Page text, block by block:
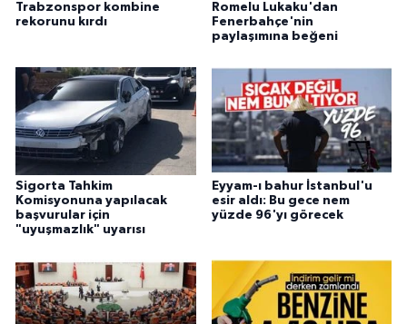
Trabzonspor kombine
rekorunu kırdı
Romelu Lukaku'dan
Fenerbahçe'nin
paylaşımına beğeni
Sigorta Tahkim
Komisyonuna yapılacak
başvurular için
"uyuşmazlık" uyarısı
Eyyam-ı bahur İstanbul'u
esir aldı: Bu gece nem
yüzde 96'yı görecek